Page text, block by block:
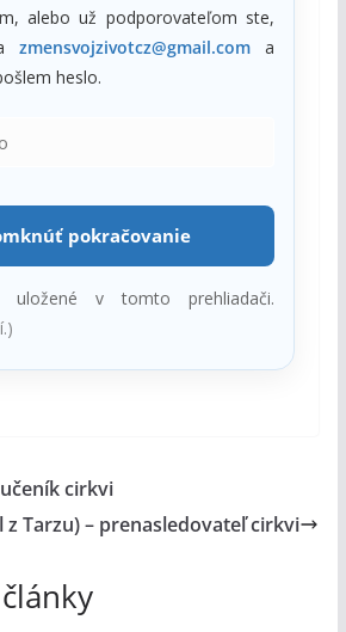
alebo už podporovateľom ste,
zmensvojzivotcz@gmail.com a
heslo.
pokračovanie
uložené v tomto prehliadači.
cirkvi
z Tarzu) – prenasledovateľ cirkvi